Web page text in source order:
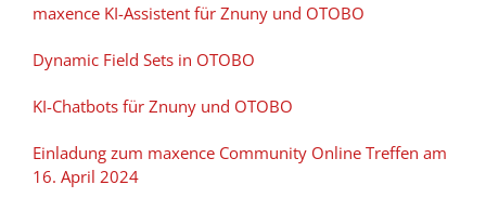
maxence KI-Assistent für Znuny und OTOBO
Dynamic Field Sets in OTOBO
KI-Chatbots für Znuny und OTOBO
Einladung zum maxence Community Online Treffen am
16. April 2024